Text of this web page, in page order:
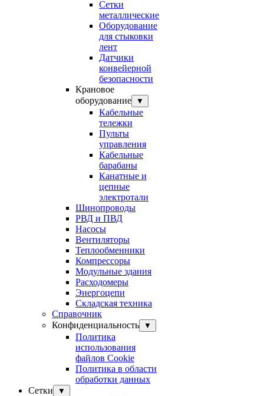
Сетки
металлические
Оборудование
для стыковки
лент
Датчики
конвейерной
безопасности
Крановое
оборудование
▼
Кабельные
тележки
Пульты
управления
Кабельные
барабаны
Канатные и
цепные
электротали
Шинопроводы
РВД и ПВД
Насосы
Вентиляторы
Теплообменники
Компрессоры
Модульные здания
Расходомеры
Энергоцепи
Складская техника
Справочник
Конфиденциальность
▼
Политика
использования
файлов Cookie
Политика в области
обработки данных
Сетки
▼